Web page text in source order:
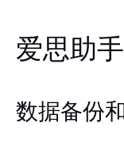
爱思助
数据备份